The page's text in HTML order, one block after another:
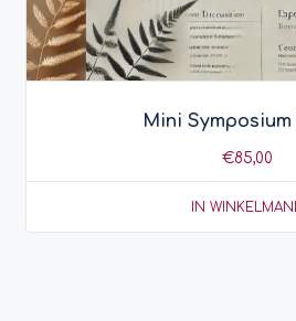
Mini
€85,00
IN